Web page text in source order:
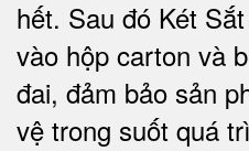
hết. Sau đó Két
vào hộp carton và
đai, đảm bảo sản
vệ trong suốt quá